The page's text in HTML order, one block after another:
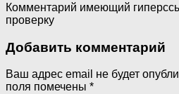
Комментарий имеющий
проверку
Добавить комментарий
Ваш адрес email не будет
поля помечены *